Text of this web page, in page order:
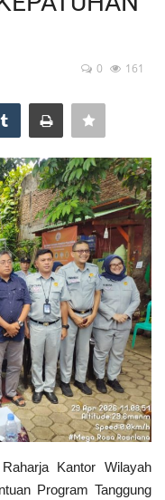
0 161
Kantor Wilayah
Program Tanggung